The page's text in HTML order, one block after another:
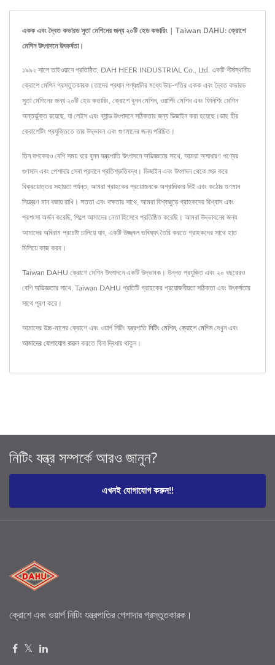
একক এবং দ্বৈত কভারড সুতা মেশিনের জন্য ২০টি হেড কভারিং | Taiwan DAHU: ক্রোশে
মেশিন উৎপাদনে উৎকর্ষতা।
১৯৯২ সালে তাইওয়ানে প্রতিষ্ঠিত, DAH HEER INDUSTRIAL Co., Ltd. একটি শীর্ষস্থানীয়
ক্রোশে মেশিন প্রস্তুতকারক।তাদের প্রধান পণ্যগুলির মধ্যে উচ্চ-গতির একক এবং দ্বৈত কভারড
সুতা মেশিনের জন্য ২০টি হেড কভারিং, ক্রোশে বুনন মেশিন, ওয়ার্পিং মেশিন এবং ফিনিশিং মেশিন
অন্তর্ভুক্ত রয়েছে, যা লেইস এবং ব্যান্ড উৎপাদনে সঠিকতার জন্য ডিজাইন করা হয়েছে।ডাহ হীর
ক্রোশেটিং প্রযুক্তিতে তার উদ্ভাবন এবং গুণমানের জন্য পরিচিত।
তিন দশকেরও বেশি সময় ধরে বুনন যন্ত্রপাতি উৎপাদনে অভিজ্ঞতার সাথে, আমরা অসাধারণ পণ্যের
গুণমান এবং পেশাদার সেবা প্রদানে প্রতিশ্রুতিবদ্ধ। ডিজাইন এবং উৎপাদন থেকে শুরু করে
বিক্রয়োত্তর সহায়তা পর্যন্ত, আমরা গ্রাহকের প্রয়োজনকে অগ্রাধিকার দিই এবং কঠোর গুণমান
নিয়ন্ত্রণ মান বজায় রাখি। সততা এবং দক্ষতার সাথে, আমরা বিশ্বজুড়ে গ্রাহকদের বিশ্বাস এবং
প্রশংসা অর্জন করেছি, শিল্পে আমাদের নেতা হিসেবে প্রতিষ্ঠিত করেছি। আমরা উদ্ভাবনের জন্য
আমাদের অবিরাম প্রচেষ্টা চালিয়ে যাব, একটি উজ্জ্বল ভবিষ্যৎ তৈরি করতে গ্রাহকদের সাথে হাত
মিলিয়ে কাজ করব।
Taiwan DAHU ক্রোশে মেশিন উৎপাদনে একটি উদ্ভাবক। উন্নত প্রযুক্তি এবং ২০ বছরেরও
বেশি অভিজ্ঞতার সাথে, Taiwan DAHU প্রতিটি গ্রাহকের প্রয়োজনীয়তা সঠিকতা এবং উৎকর্ষতার
সাথে পূরণ করে।
আমাদের উচ্চ-মানের ক্রোশে এবং ওয়ার্প নিটিং যন্ত্রপাতি নিটিং মেশিন, ক্রোশে মেশিনদেখুন এবং
আমাদের যোগাযোগ করুনকরতে বিনা দ্বিধায় থাকুন।
নিটিং যন্ত্র সম্পর্কে আরও জানুন?
এখনই যোগাযোগ করুন!!
ক্রোশে এবং ওয়ার্প নিটিং যন্ত্রপাতির পেশাদার প্রস্তুতকারক।